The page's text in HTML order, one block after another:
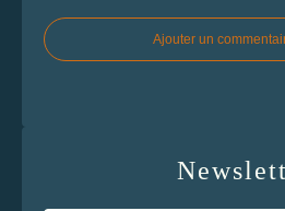
Ajouter un